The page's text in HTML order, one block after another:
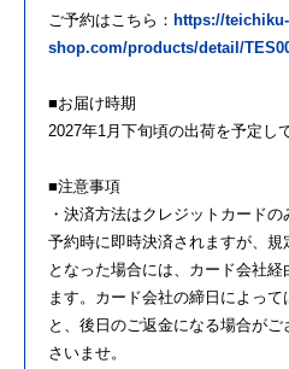
ご予約はこちら： https://teichiku-
shop.com/products/detail/
■お届け時期
2027年1月下旬頃の出荷を予定し
■注意事項
・決済方法はクレジットカード
予約時に即時決済されますが、
となった場合には、カード会社
ます。カード会社の締日によっ
と、後日のご返金になる場合が
さいませ。